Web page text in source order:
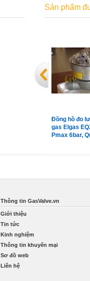
Sản phẩm
Đồng hồ đo
gas Elgas
Pmax 6bar,
Thông tin GasValve.vn
Giới thiệu
Tin tức
Kinh nghiệm
Thông tin khuyến mại
Sơ đồ web
Liên hệ